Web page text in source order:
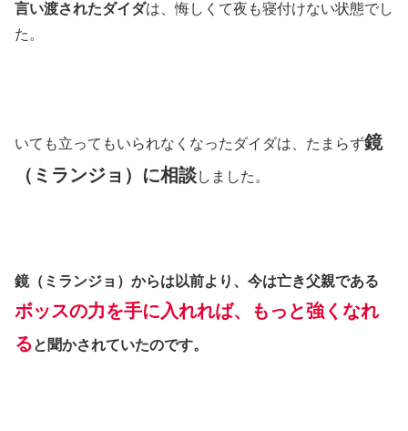
言い渡されたダイダは、悔しくて夜も寝付けない状態でし
た。
いても立ってもいられなくなったダイダは、たまらず鏡
（ミランジョ）に相談しました。
鏡（ミランジョ）からは以前より、今は亡き父親である
ボッスの力を手に入れれば、もっと強くなれ
ると聞かされていたのです。